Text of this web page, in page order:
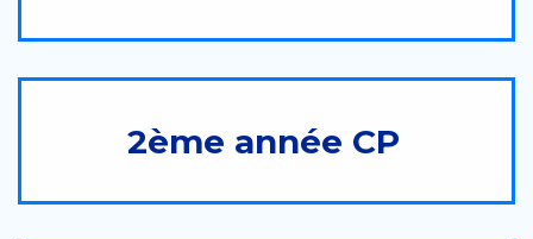
2ème année CP